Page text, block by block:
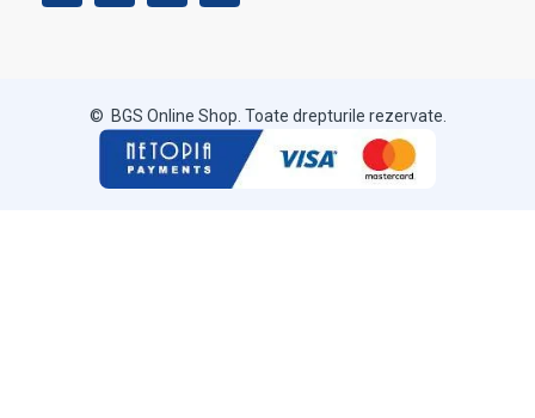
© BGS Online Shop. Toate drepturile rezervate.